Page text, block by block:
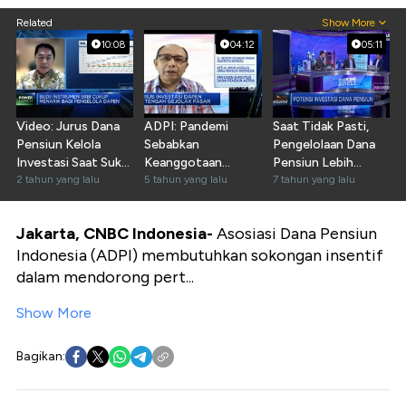
Related Show More
10:08
Video: Jurus Dana
Pensiun Kelola
Investasi Saat Suku
Bunga Tinggi
2 tahun yang lalu
04:12
ADPI: Pandemi
Sebabkan
Keanggotaan
Dapen Menurun
5 tahun yang lalu
05:11
Saat Tidak Pasti,
Pengelolaan Dana
Pensiun Lebih
Kompleks
7 tahun yang lalu
Jakarta, CNBC Indonesia- Asosiasi Dana Pensiun
Indonesia (ADPI) membutuhkan sokongan insentif
dalam mendorong pert...
Show More
Bagikan: